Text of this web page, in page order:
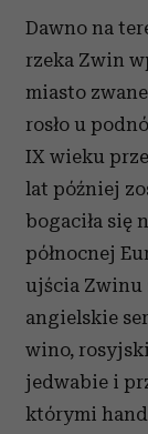
Dawno na
rzeka Zwin
miasto
rosło u
IX wieku
lat później
bogaciła się
północnej
ujścia Zwinu
angielskie
wino,
jedwabie i
którymi